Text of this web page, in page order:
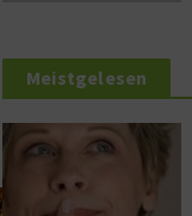
Meistgelesen